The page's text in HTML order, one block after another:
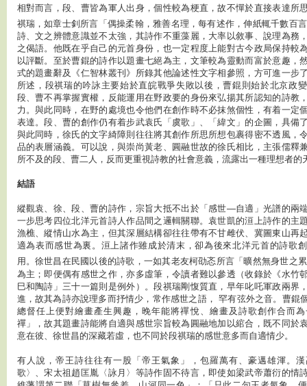
相對而言，段、曹皆為軍人出身，個性較為梗直，故不憚於直接表達所
祺瑞，如章士釗所言「偶操柔翰，雅善名理，每有述作，伸紙輒千數百
詩、文之辨體意識並不太強，其詩作不重藻麗，大率以敘事、說理為務
之偈語。他既在乎自己的元首身份，也一定程度上能對古今政局保持較
以評斷。至於曹錕的詩作以題畫七絕為主，文筆較為靈動而富於意趣，
式的題畫辭及《仁智林叢刊》所錄其他論述性文字相參照，方可進一步
所述，段祺瑞的吟詠主要始於直皖戰爭失敗以後，曹錕則始於北京政
段、曹不再掌握實權，反能運用在野政要的身份來弘揚其所認知的詩教
力。與此同時，在野的處境也令他們在創作時不必抹煞個性，有着一定
表達。段、曹的創作仍有着步武袁氏「虞歌」、「緯文」的企圖，具備
與此同時，徐氏的文字綺障則往往將其創作所思所想包裹得密不透風，
品的表層涵義。可以說，與崇尚黃老、圓融世故的徐氏相比，主張儒釋
所不及的段、曹二人，反而更重視詩教的社會意義，流露出一種理想者的
結語
縱觀袁、徐、段、曹的詩作，宗旨大抵不出於「感世—自適」光譜的兩
一步思考四位北洋元首詩人作品間之邏輯關聯。袁世凱的洹上詩作的主
漁樵、縱情山水為主，但其深層結構卻往往帶有不甘雌伏、冀圖東山再
適為表而感世為裏。洹上諸作雖成於清末，卻為後來北洋元首的詩歌
用。徐世昌在民國以後的詩歌，一如其老友柯劭忞所言「曠然無身世之
為主；即便偶有感世之作，亦多虛筆，令讀者難以參透（收錄於《水竹
巳和陶詩」三十一篇則是例外）。段祺瑞剛愎質直，早年叱吒軍政兩界
進，故其為詩亦說理多而抒情少，常作感世之語， 罕有弦外之音。曹錕
總督任上便對繪畫產生興趣，晚年能將禪悅、繪畫及詩歌創作合而
禪」，故其題畫詩能將自適與感世宗旨較為圓融地加以綰合，既不同於
意在彼、徐世昌的深藏若虛，也不同於段祺瑞的感世意多而自適情少。
有人說，帝王詩往往有一股「帝王氣象」，包羅萬有、豪邁雄渾。
歌〉、宋太祖趙匡胤〈詠月〉等詩作固不待言，即使如梁武帝蕭衍的情